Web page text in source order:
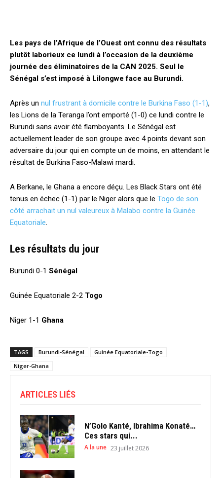
Les pays de l’Afrique de l’Ouest ont connu des résultats
plutôt laborieux ce lundi à l’occasion de la deuxième
journée des éliminatoires de la CAN 2025. Seul le
Sénégal s’est imposé à Lilongwe face au Burundi.
Après un nul frustrant à domicile contre le Burkina Faso (1-1),
les Lions de la Teranga l’ont emporté (1-0) ce lundi contre le
Burundi sans avoir été flamboyants. Le Sénégal est
actuellement leader de son groupe avec 4 points devant son
adversaire du jour qui en compte un de moins, en attendant le
résultat de Burkina Faso-Malawi mardi.
A Berkane, le Ghana a encore déçu. Les Black Stars ont été
tenus en échec (1-1) par le Niger alors que le Togo de son
côté arrachait un nul valeureux à Malabo contre la Guinée
Equatoriale.
Les résultats du jour
Burundi 0-1 Sénégal
Guinée Equatoriale 2-2 Togo
Niger 1-1 Ghana
TAGS Burundi-Sénégal
Guinée Equatoriale-Togo
Niger-Ghana
ARTICLES LIÉS
N’Golo Kanté, Ibrahima Konaté…
Ces stars qui...
A la une 23 juillet 2026